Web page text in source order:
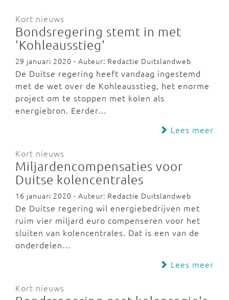
Kort nieuws
Bondsregering stemt in met
'Kohleausstieg'
29 januari 2020 - Auteur: Redactie Duitslandweb
De Duitse regering heeft vandaag ingestemd
met de wet over de Kohleausstieg, het enorme
project om te stoppen met kolen als
energiebron. Eerder…
Lees meer
Kort nieuws
Miljardencompensaties voor
Duitse kolencentrales
16 januari 2020 - Auteur: Redactie Duitslandweb
De Duitse regering wil energiebedrijven met
ruim vier miljard euro compenseren voor het
sluiten van kolencentrales. Dat is een van de
onderdelen…
Lees meer
Kort nieuws